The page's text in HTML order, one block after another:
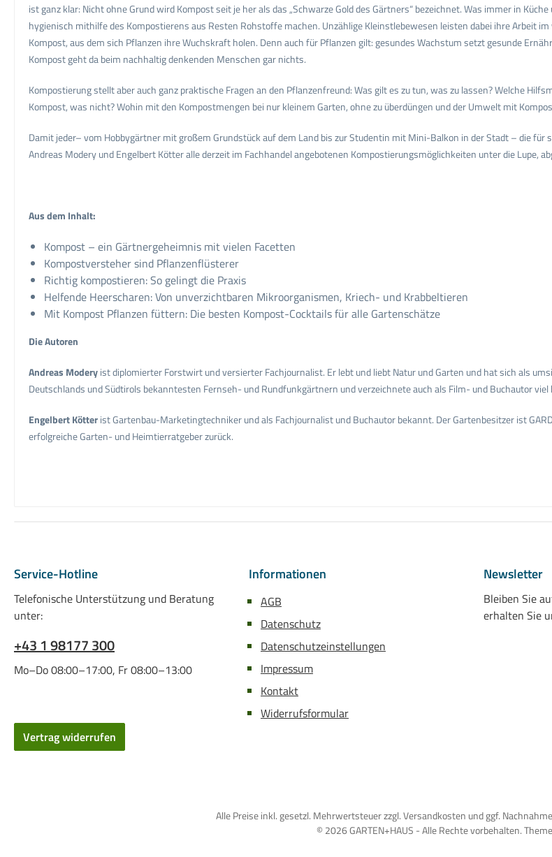
ist ganz klar: Nicht ohne Grund wird Kompost seit je her als das „Schwarze Gold des Gärtners“ bezeichnet. Was immer in
hygienisch mithilfe des Kompostierens aus Resten Rohstoffe machen. Unzählige Kleinstlebewesen leisten dabei ihre Arbeit
Kompost, aus dem sich Pflanzen ihre Wuchskraft holen. Denn auch für Pflanzen gilt: gesundes Wachstum setzt gesunde
Kompost geht da beim nachhaltig denkenden Menschen gar nichts.
Kompostierung stellt aber auch ganz praktische Fragen an den Pflanzenfreund: Was gilt es zu tun, was zu lassen? Welche
Kompost, was nicht? Wohin mit den Kompostmengen bei nur kleinem Garten, ohne zu überdüngen und der Umwelt mit
Damit jeder– vom Hobbygärtner mit großem Grundstück auf dem Land bis zur Studentin mit Mini-Balkon in der Stadt – die
Andreas Modery und Engelbert Kötter alle derzeit im Fachhandel angebotenen Kompostierungsmöglichkeiten unter die Lupe,
Aus dem Inhalt:
Kompost – ein Gärtnergeheimnis mit vielen Facetten
Kompostversteher sind Pflanzenflüsterer
Richtig kompostieren: So gelingt die Praxis
Helfende Heerscharen: Von unverzichtbaren Mikroorganismen, Kriech- und Krabbeltieren
Mit Kompost Pflanzen füttern: Die besten Kompost-Cocktails für alle Gartenschätze
Die Autoren
Andreas Moderyist diplomierter Forstwirt und versierter Fachjournalist. Er lebt und liebt Natur und Garten und hat sich als
Deutschlands und Südtirols bekanntesten Fernseh- und Rundfunkgärtnern und verzeichnete auch als Film- und Buchautor viel
Engelbert Kötterist Gartenbau-Marketingtechniker und als Fachjournalist und Buchautor bekannt. Der Gartenbesitzer ist
erfolgreiche Garten- und Heimtierratgeber zurück.
Service-Hotline
Telefonische Unterstützung und Beratung
unter:
+43 1 98177 300
Mo–Do 08:00–17:00, Fr 08:00–13:00
Vertrag widerrufen
Informationen
AGB
Datenschutz
Datenschutzeinstellungen
Impressum
Kontakt
Widerrufsformular
Newsletter
Bleiben Sie
erhalten Sie
Alle Preise inkl. gesetzl. Mehrwertsteuer zzgl. Versandkosten und ggf.
© 2026 GARTEN+HAUS - Alle Rechte vorbehalten.